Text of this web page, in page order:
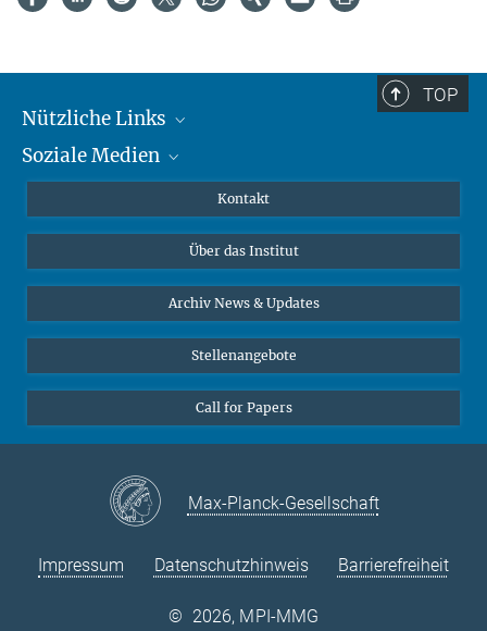
TOP
Nützliche Links
MMG Alumni Corner
Online-Vorträge
Interviews zum Thema "Diversity"
Soziale Medien
Bluesky
Kontakt
Über das Institut
Archiv News & Updates
Stellenangebote
Call for Papers
Max-Planck-Gesellschaft
Impressum Datenschutzhinweis Barrierefreiheit
© 2026, MPI-MMG